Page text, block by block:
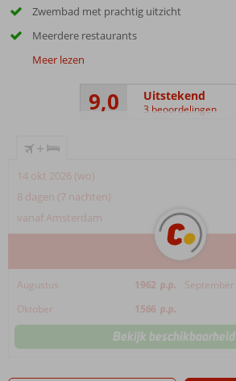
Zwembad met prachtig uitzicht
Meerdere restaurants
Meer lezen
9,0 Uitstekend
3 beoordelingen
+
14 okt 2026 (wo)
8 dagen (7 nachten)
vanaf Amsterdam
Augustus 1962 p.p. September
Oktober
1566 p.p.
Bekijk beschikbaarheid